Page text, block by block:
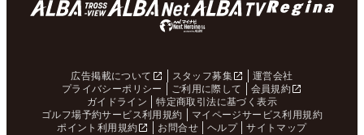
広告掲載について スタッフ募集
運営会社
プライバシーポリシー
ご利用に際して
会員規約
ガイドライン
特定商取引法に基づく表示
ゴルフ場予約サービス利用規約
マイページサービス利用規約
ポイント利用規約
お問合せ ヘルプ サイトマップ